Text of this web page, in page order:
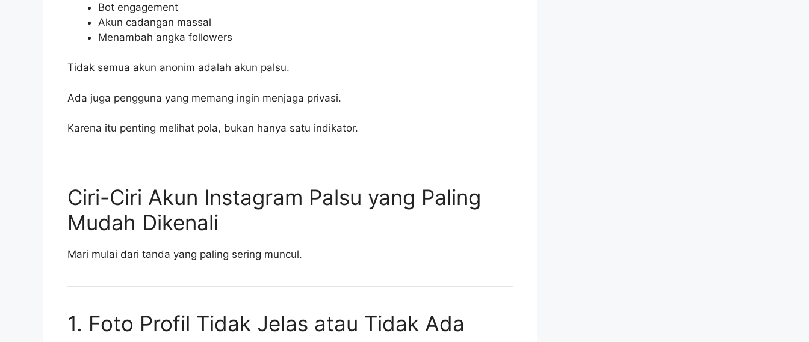
Bot engagement
Akun cadangan massal
Menambah angka followers
Tidak semua akun anonim adalah akun palsu.
Ada juga pengguna yang memang ingin menjaga privasi.
Karena itu penting melihat pola, bukan hanya satu indikator.
Ciri-Ciri Akun Instagram Palsu yang Paling
Mudah Dikenali
Mari mulai dari tanda yang paling sering muncul.
1. Foto Profil Tidak Jelas atau Tidak Ada